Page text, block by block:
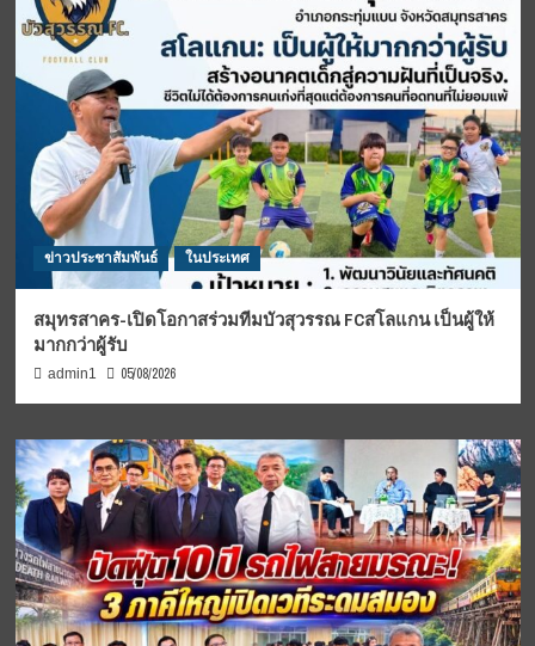
ข่าวประชาสัมพันธ์ ในประเทศ
สมุทรสาคร-เปิดโอกาสร่วมทีมบัวสุวรรณ FCสโลแกน เป็นผู้ให้
มากกว่าผู้รับ
admin1 05/08/2026